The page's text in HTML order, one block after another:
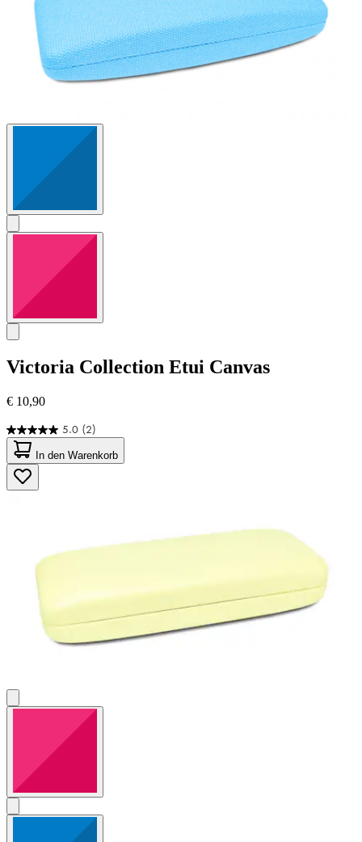
Victoria Collection Etui Canvas
€ 10,90
5.0 (2)
5.0
von
5
Sternen.
2
In den Warenkorb